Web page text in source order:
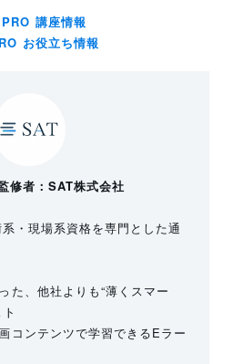
講座情報
お役立ち情報
修者：SAT株式会社
・現場系資格を専門とした通
た、他社よりも“薄くスマー
コンテンツで学習できるEラー